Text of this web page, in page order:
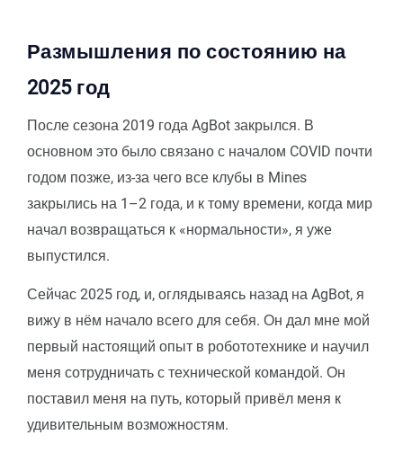
Размышления по состоянию на
2025 год
После сезона 2019 года AgBot закрылся. В
основном это было связано с началом COVID почти
годом позже, из-за чего все клубы в Mines
закрылись на 1–2 года, и к тому времени, когда мир
начал возвращаться к «нормальности», я уже
выпустился.
Сейчас 2025 год, и, оглядываясь назад на AgBot, я
вижу в нём начало всего для себя. Он дал мне мой
первый настоящий опыт в робототехнике и научил
меня сотрудничать с технической командой. Он
поставил меня на путь, который привёл меня к
удивительным возможностям.